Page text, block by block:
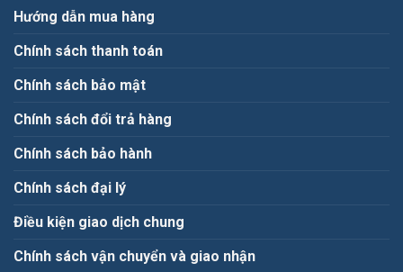
Hướng dẫn mua hàng
Chính sách thanh toán
Chính sách bảo mật
Chính sách đổi trả hàng
Chính sách bảo hành
Chính sách đại lý
Điều kiện giao dịch chung
Chính sách vận chuyển và giao nhận